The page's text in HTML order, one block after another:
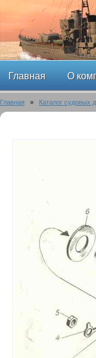
Главная О
Главная » Каталог судовых